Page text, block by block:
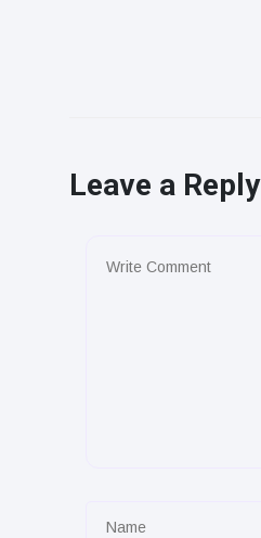
Leave a Reply